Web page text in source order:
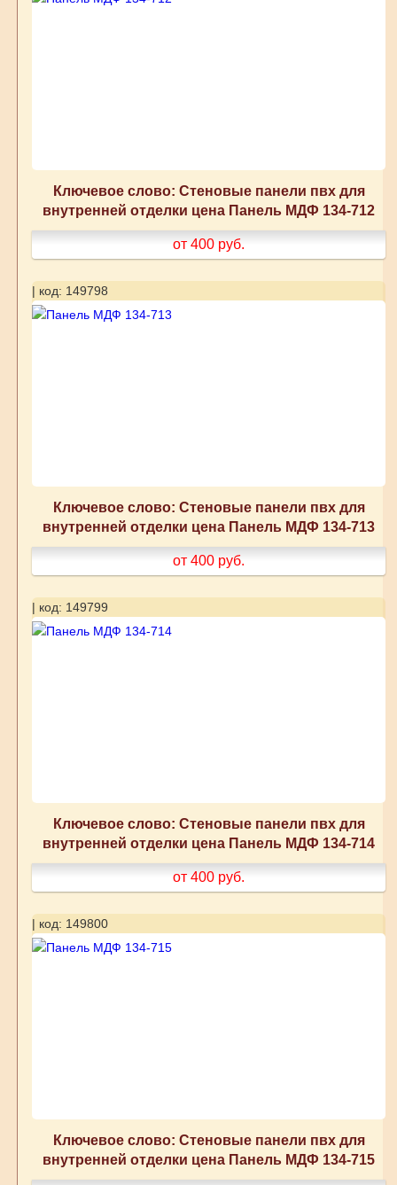
Ключевое слово: Стеновые панели пвх для
внутренней отделки цена Панель МДФ 134-712
от 400 руб.
| код: 149798
Ключевое слово: Стеновые панели пвх для
внутренней отделки цена Панель МДФ 134-713
от 400 руб.
| код: 149799
Ключевое слово: Стеновые панели пвх для
внутренней отделки цена Панель МДФ 134-714
от 400 руб.
| код: 149800
Ключевое слово: Стеновые панели пвх для
внутренней отделки цена Панель МДФ 134-715